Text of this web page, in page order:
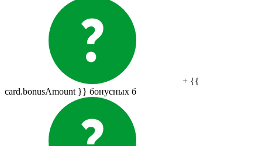
+ {{
card.bonusAmount }} бонусных б